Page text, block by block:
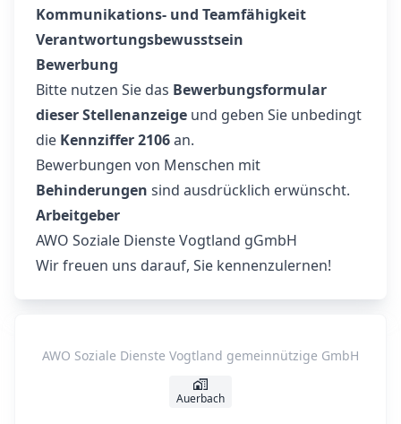
Kommunikations- und Teamfähigkeit
Verantwortungsbewusstsein
Bewerbung
Bitte nutzen Sie das Bewerbungsformular
dieser Stellenanzeige und geben Sie unbedingt
die Kennziffer 2106an.
Bewerbungen von Menschen mit
Behinderungen sind ausdrücklich erwünscht.
Arbeitgeber
AWO Soziale Dienste Vogtland gGmbH
Wir freuen uns darauf, Sie kennenzulernen!
AWO Soziale Dienste Vogtland gemeinnützige GmbH
Auerbach